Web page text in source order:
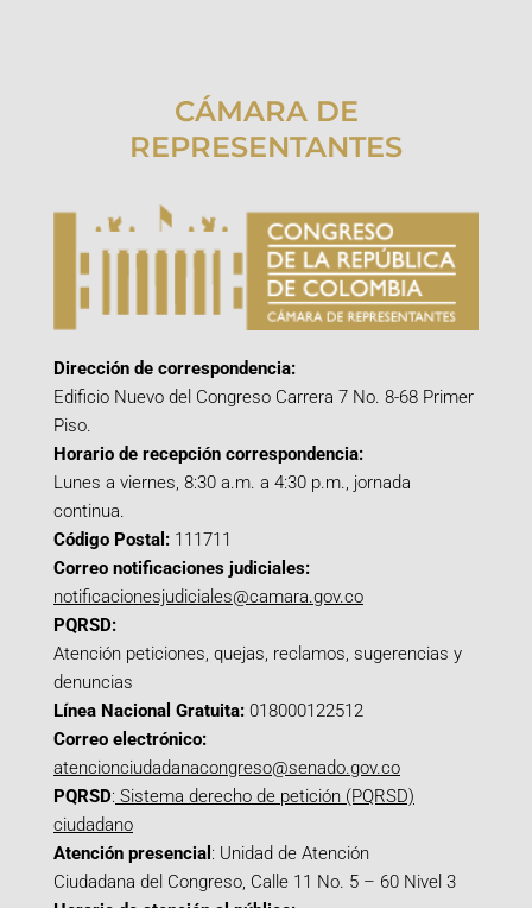
CÁMARA DE
REPRESENTANTES
Dirección de correspondencia:
Edificio Nuevo del Congreso Carrera 7 No. 8-68 Primer
Piso.
Horario de recepción correspondencia:
Lunes a viernes, 8:30 a.m. a 4:30 p.m., jornada
continua.
Código Postal: 111711
Correo notificaciones judiciales:
notificacionesjudiciales@camara.gov.co
PQRSD:
Atención peticiones, quejas, reclamos, sugerencias y
denuncias
Línea Nacional Gratuita: 018000122512
Correo electrónico:
atencionciudadanacongreso@senado.gov.co
PQRSD: Sistema derecho de petición (PQRSD)
ciudadano
Atención presencial : Unidad de Atención
Ciudadana del Congreso, Calle 11 No. 5 – 60 Nivel 3